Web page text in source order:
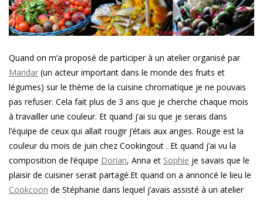
Quand on m’a proposé de participer à un atelier organisé par
Mandar (un acteur important dans le monde des fruits et
légumes) sur le thème de la cuisine chromatique je ne pouvais
pas refuser. Cela fait plus de 3 ans que je cherche chaque mois
à travailler une couleur. Et quand j’ai su que je serais dans
l’équipe de ceux qui allait rougir j’étais aux anges. Rouge est la
couleur du mois de juin chez Cookingout . Et quand j’ai vu la
composition de l’équipe Dorian, Anna et Sophie je savais que le
plaisir de cuisiner serait partagé.Et quand on a annoncé le lieu le
Cookcoon de Stéphanie dans lequel j’avais assisté à un atelier